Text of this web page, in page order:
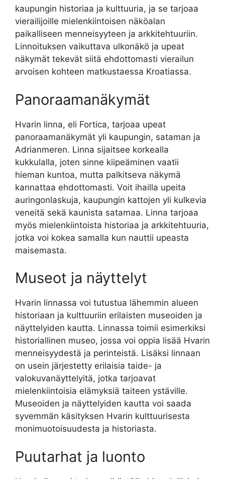
kaupungin historiaa ja kulttuuria, ja se tarjoaa
vierailijoille mielenkiintoisen näköalan
paikalliseen menneisyyteen ja arkkitehtuuriin.
Linnoituksen vaikuttava ulkonäkö ja upeat
näkymät tekevät siitä ehdottomasti vierailun
arvoisen kohteen matkustaessa Kroatiassa.
Panoraamanäkymät
Hvarin linna, eli Fortica, tarjoaa upeat
panoraamanäkymät yli kaupungin, sataman ja
Adrianmeren. Linna sijaitsee korkealla
kukkulalla, joten sinne kiipeäminen vaatii
hieman kuntoa, mutta palkitseva näkymä
kannattaa ehdottomasti. Voit ihailla upeita
auringonlaskuja, kaupungin kattojen yli kulkevia
veneitä sekä kaunista satamaa. Linna tarjoaa
myös mielenkiintoista historiaa ja arkkitehtuuria,
jotka voi kokea samalla kun nauttii upeasta
maisemasta.
Museot ja näyttelyt
Hvarin linnassa voi tutustua lähemmin alueen
historiaan ja kulttuuriin erilaisten museoiden ja
näyttelyiden kautta. Linnassa toimii esimerkiksi
historiallinen museo, jossa voi oppia lisää Hvarin
menneisyydestä ja perinteistä. Lisäksi linnaan
on usein järjestetty erilaisia taide- ja
valokuvanäyttelyitä, jotka tarjoavat
mielenkiintoisia elämyksiä taiteen ystäville.
Museoiden ja näyttelyiden kautta voi saada
syvemmän käsityksen Hvarin kulttuurisesta
monimuotoisuudesta ja historiasta.
Puutarhat ja luonto